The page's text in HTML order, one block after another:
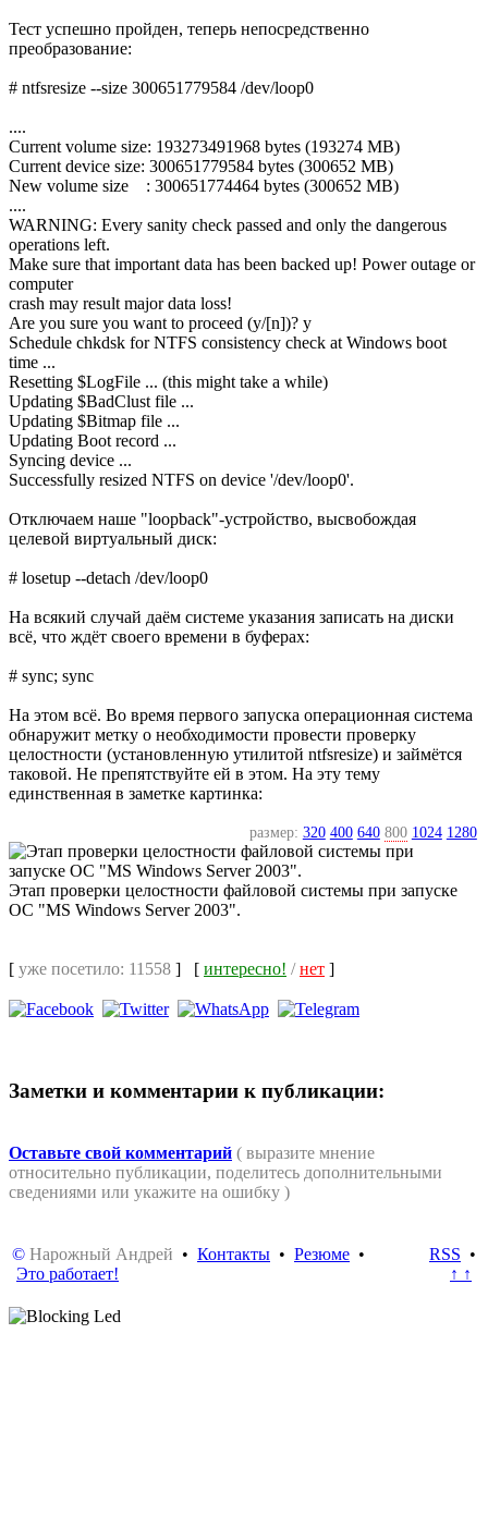
Тест успешно пройден, теперь непосредственно
преобразование:
# ntfsresize --size 300651779584 /dev/loop0
....
Current volume size: 193273491968 bytes (193274 MB)
Current device size: 300651779584 bytes (300652 MB)
New volume size : 300651774464 bytes (300652 MB)
....
WARNING: Every sanity check passed and only the dangerous
operations left.
Make sure that important data has been backed up! Power outage or
computer
crash may result major data loss!
Are you sure you want to proceed (y/[n])? y
Schedule chkdsk for NTFS consistency check at Windows boot
time ...
Resetting $LogFile ... (this might take a while)
Updating $BadClust file ...
Updating $Bitmap file ...
Updating Boot record ...
Syncing device ...
Successfully resized NTFS on device '/dev/loop0'.
Отключаем наше "loopback"-устройство, высвобождая
целевой виртуальный диск:
# losetup --detach /dev/loop0
На всякий случай даём системе указания записать на диски
всё, что ждёт своего времени в буферах:
# sync; sync
На этом всё. Во время первого запуска операционная система
обнаружит метку о необходимости провести проверку
целостности (установленную утилитой ntfsresize) и займётся
таковой. Не препятствуйте ей в этом. На эту тему
единственная в заметке картинка:
размер: 320 400 640 800 1024 1280
Этап проверки целостности файловой системы при запуске
ОС "MS Windows Server 2003".
[ уже посетило: 11558 ] [ интересно! /нет ]
Заметки и комментарии к публикации:
Оставьте свой комментарий ( выразите мнение
относительно публикации, поделитесь дополнительными
сведениями или укажите на ошибку )
© Нарожный Андрей • Контакты • Резюме •
Это работает!
RSS •
↑ ↑